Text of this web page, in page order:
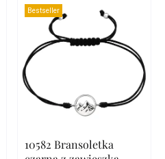
Bestseller
10582 Bransoletka